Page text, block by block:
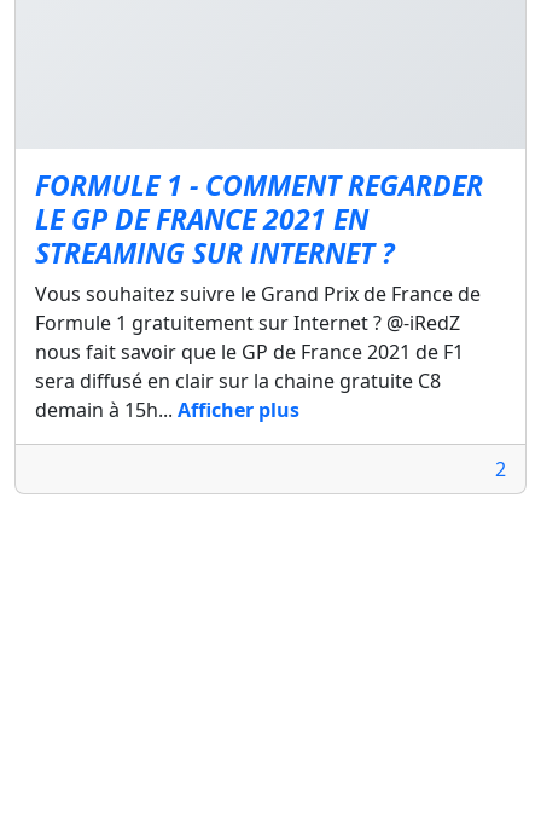
FORMULE 1 - COMMENT REGARDER
LE GP DE FRANCE 2021 EN
STREAMING SUR INTERNET ?
Vous souhaitez suivre le Grand Prix de France de
Formule 1 gratuitement sur Internet ? @-iRedZ
nous fait savoir que le GP de France 2021 de F1
sera diffusé en clair sur la chaine gratuite C8
demain à 15h... Afficher plus
2